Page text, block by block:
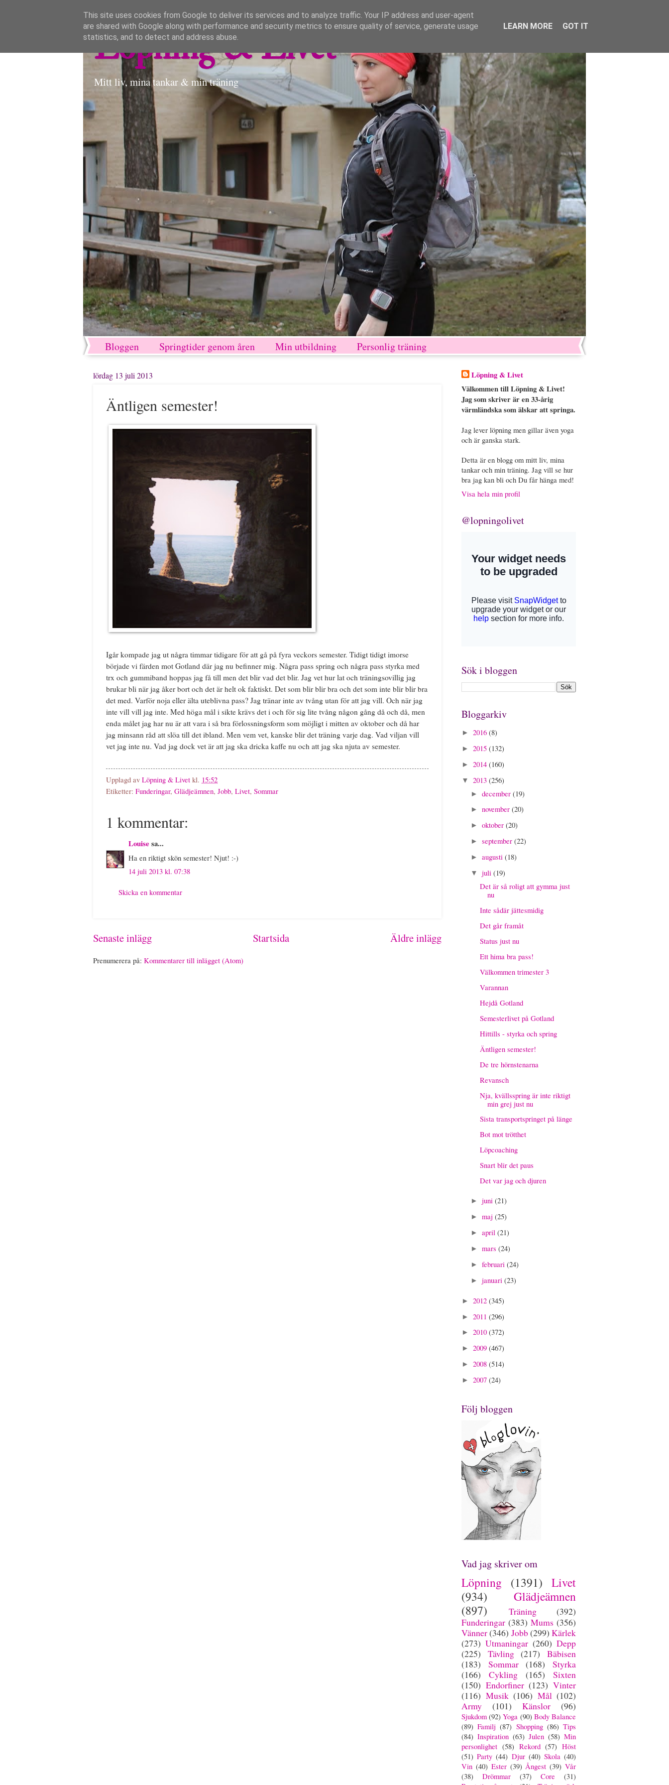
Löpning & Livet
Mitt liv, mina tankar & min träning
Bloggen Springtider genom åren Min utbildning Personlig träning
lördag 13 juli 2013
Äntligen semester!
Igår kompade jag ut några timmar tidigare för att gå på fyra veckors semester. Tidigt tidigt imorse
började vi färden mot Gotland där jag nu befinner mig. Några pass spring och några pass styrka med
trx och gummiband hoppas jag få till men det blir vad det blir. Jag vet hur lat och träningsovillig jag
brukar bli när jag åker bort och det är helt ok faktiskt. Det som blir blir bra och det som inte blir blir bra
det med. Varför noja eller älta uteblivna pass? Jag tränar inte av tvång utan för att jag vill. Och när jag
inte vill vill jag inte. Med höga mål i sikte krävs det i och för sig lite tvång någon gång då och då, men
enda målet jag har nu är att vara i så bra förlossningsform som möjligt i mitten av oktober och då har
jag minsann råd att slöa till det ibland. Men vem vet, kanske blir det träning varje dag. Vad viljan vill
vet jag inte nu. Vad jag dock vet är att jag ska dricka kaffe nu och att jag ska njuta av semester.
Upplagd av Löpning & Livet kl. 15:52
Etiketter: Funderingar, Glädjeämnen, Jobb, Livet, Sommar
1 kommentar:
Louise sa...
Ha en riktigt skön semester! Njut! :-)
14 juli 2013 kl. 07:38
Skicka en kommentar
Senaste inlägg Äldre inlägg
Startsida
Prenumerera på: Kommentarer till inlägget (Atom)
Löpning & Livet
Välkommen till Löpning & Livet!
Jag som skriver är en 33-årig
värmländska som älskar att springa.
Jag lever löpning men gillar även yoga
och är ganska stark.
Detta är en blogg om mitt liv, mina
tankar och min träning. Jag vill se hur
bra jag kan bli och Du får hänga med!
Visa hela min profil
@lopningolivet
Sök i bloggen
Bloggarkiv
► 2016 (8)
► 2015 (132)
► 2014 (160)
▼ 2013 (256)
► december (19)
► november (20)
► oktober (20)
► september (22)
► augusti (18)
▼ juli (19)
Det är så roligt att gymma just
nu
Inte sådär jättesmidig
Det går framåt
Status just nu
Ett hima bra pass!
Välkommen trimester 3
Varannan
Hejdå Gotland
Semesterlivet på Gotland
Hittills - styrka och spring
Äntligen semester!
De tre hörnstenarna
Revansch
Nja, kvällsspring är inte riktigt
min grej just nu
Sista transportspringet på länge
Bot mot trötthet
Löpcoaching
Snart blir det paus
Det var jag och djuren
► juni (21)
► maj (25)
► april (21)
► mars (24)
► februari (24)
► januari (23)
► 2012 (345)
► 2011 (296)
► 2010 (372)
► 2009 (467)
► 2008 (514)
► 2007 (24)
Följ bloggen
Vad jag skriver om
Löpning (1391) Livet
(934)
Glädjeämnen
(897)
Träning
(392)
Funderingar (383) Mums (356)
Vänner(346) Jobb(299) Kärlek
(273) Utmaningar (260) Depp
(225)
Tävling (217)
Bäbisen
(183)
Sommar (168)
Styrka
(166)
Cykling (165)
Sixten
(150) Endorfiner (123) Vinter
(116) Musik (106) Mål (102)
Army
(101) Känslor (96)
Sjukdom (92) Yoga (90) Body Balance
(89) Familj (87) Shopping (86) Tips
(84) Inspiration (63) Julen (58) Min
personlighet (58) Rekord (57) Höst
(51) Party (44) Djur (40) Skola (40)
Vin (40) Ester (39) Ångest (39) Vår
(38)
Drömmar (37) Core
(31)
This site uses cookies from Google to deliver its services and to analyze traffic. Your IP address and user-agent
are shared with Google along with performance and security metrics to ensure quality of service, generate usage
statistics, and to detect and address abuse.
LEARN MORE GOT IT